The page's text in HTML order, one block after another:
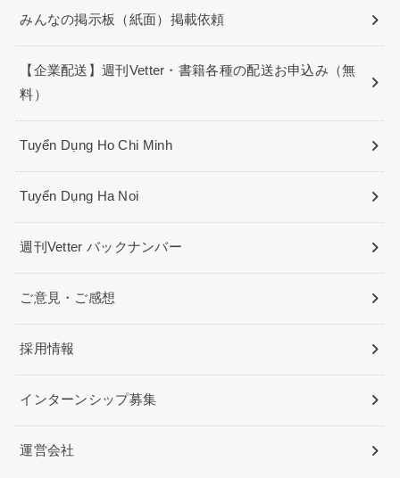
みんなの掲示板（紙面）掲載依頼
【企業配送】週刊Vetter・書籍各種の配送お申込み（無
料）
Tuyển Dụng Ho Chi Minh
Tuyển Dụng Ha Noi
週刊Vetter バックナンバー
ご意見・ご感想
採用情報
インターンシップ募集
運営会社